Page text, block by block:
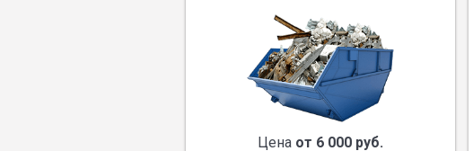
Цена от 6 000 руб.